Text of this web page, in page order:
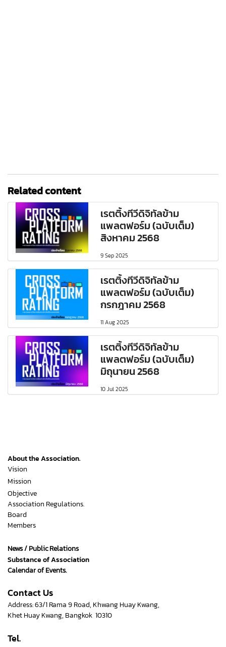
Related content
เรตติ้งทีวีดิจิทัลข้าม
แพลตฟอร์ม (ฉบับเต็ม)
สิงหาคม 2568
9 Sep 2025
เรตติ้งทีวีดิจิทัลข้าม
แพลตฟอร์ม (ฉบับเต็ม)
กรกฎาคม 2568
11 Aug 2025
เรตติ้งทีวีดิจิทัลข้าม
แพลตฟอร์ม (ฉบับเต็ม)
มิถุนายน 2568
10 Jul 2025
About the Association.
Vision
Mission
Objective
Association Regulations.
Board
Members
News / Public Relations
Substance of Association
Calendar of Events.
Contact Us
Address: 63/1 Rama 9 Road, Khwang Huay Kwang,
Khet Huay Kwang, Bangkok 10310
Tel.